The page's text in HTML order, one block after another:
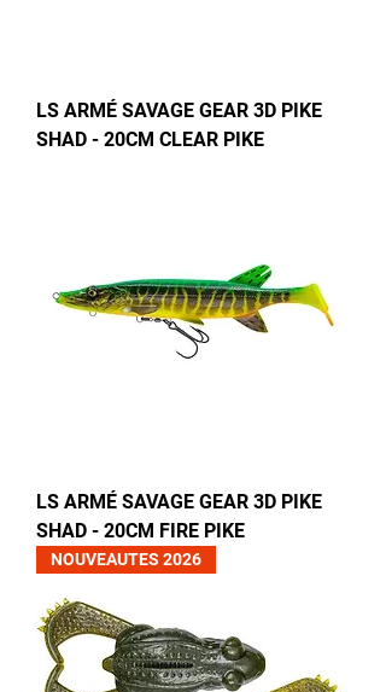
LS ARMÉ SAVAGE GEAR 3D PIKE
SHAD - 20CM CLEAR PIKE
LS ARMÉ SAVAGE GEAR 3D PIKE
SHAD - 20CM FIRE PIKE
NOUVEAUTES 2026